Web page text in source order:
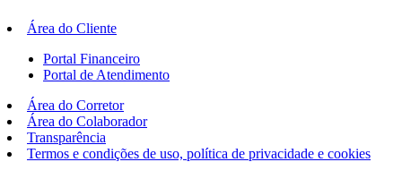
Área do Cliente
Portal Financeiro
Portal de Atendimento
Área do Corretor
Área do Colaborador
Transparência
Termos e condições de uso, política de privacidade e cookies